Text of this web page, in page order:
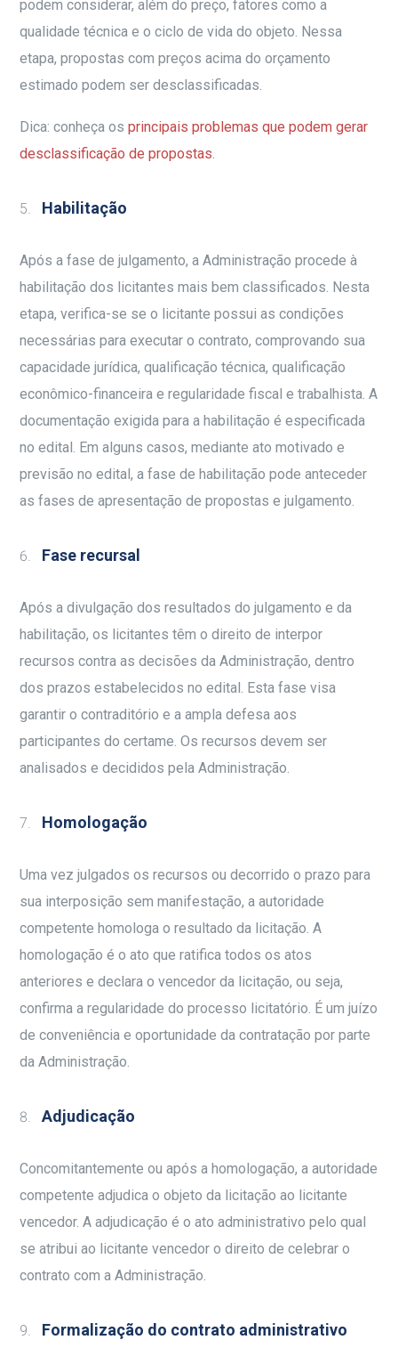
podem considerar, além do preço, fatores como a
qualidade técnica e o ciclo de vida do objeto. Nessa
etapa, propostas com preços acima do orçamento
estimado podem ser desclassificadas.
Dica: conheça osprincipais problemas que podem gerar
desclassificação de propostas.
Habilitação
Após a fase de julgamento, a Administração procede à
habilitação dos licitantes mais bem classificados. Nesta
etapa, verifica-se se o licitante possui as condições
necessárias para executar o contrato, comprovando sua
capacidade jurídica, qualificação técnica, qualificação
econômico-financeira e regularidade fiscal e trabalhista. A
documentação exigida para a habilitação é especificada
no edital. Em alguns casos, mediante ato motivado e
previsão no edital, a fase de habilitação pode anteceder
as fases de apresentação de propostas e julgamento.
Fase recursal
Após a divulgação dos resultados do julgamento e da
habilitação, os licitantes têm o direito de interpor
recursos contra as decisões da Administração, dentro
dos prazos estabelecidos no edital. Esta fase visa
garantir o contraditório e a ampla defesa aos
participantes do certame. Os recursos devem ser
analisados e decididos pela Administração.
Homologação
Uma vez julgados os recursos ou decorrido o prazo para
sua interposição sem manifestação, a autoridade
competente homologa o resultado da licitação. A
homologação é o ato que ratifica todos os atos
anteriores e declara o vencedor da licitação, ou seja,
confirma a regularidade do processo licitatório. É um juízo
de conveniência e oportunidade da contratação por parte
da Administração.
Adjudicação
Concomitantemente ou após a homologação, a autoridade
competente adjudica o objeto da licitação ao licitante
vencedor. A adjudicação é o ato administrativo pelo qual
se atribui ao licitante vencedor o direito de celebrar o
contrato com a Administração.
Formalização do contrato administrativo